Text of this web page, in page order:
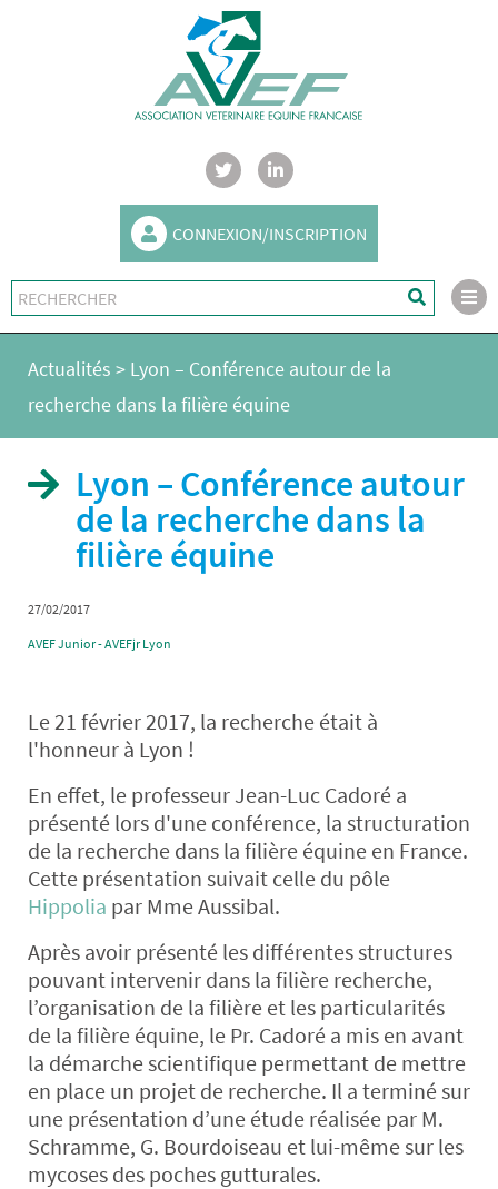
CONNEXION/INSCRIPTION
Actualités > Lyon – Conférence autour de la
recherche dans la filière équine
Lyon – Conférence autour
de la recherche dans la
filière équine
27/02/2017
AVEF Junior - AVEFjr Lyon
Le 21 février 2017, la recherche était à
l'honneur à Lyon !
En effet, le professeur Jean-Luc Cadoré a
présenté lors d'une conférence, la structuration
de la recherche dans la filière équine en France.
Cette présentation suivait celle du pôle
Hippolia par Mme Aussibal.
Après avoir présenté les différentes structures
pouvant intervenir dans la filière recherche,
l’organisation de la filière et les particularités
de la filière équine, le Pr. Cadoré a mis en avant
la démarche scientifique permettant de mettre
en place un projet de recherche. Il a terminé sur
une présentation d’une étude réalisée par M.
Schramme, G. Bourdoiseau et lui-même sur les
mycoses des poches gutturales.